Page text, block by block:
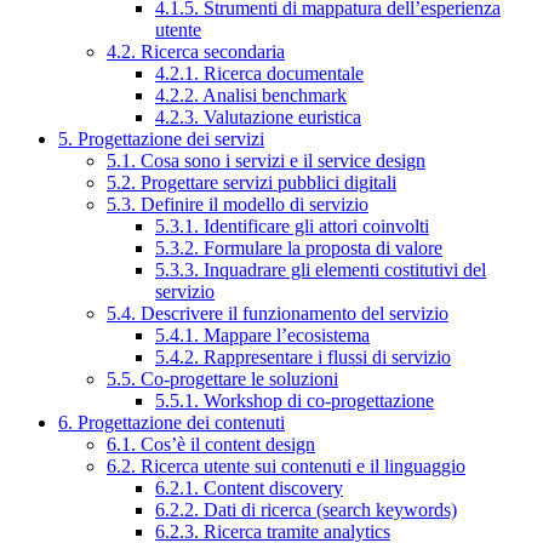
4.1.5. Strumenti di mappatura dell’esperienza
utente
4.2. Ricerca secondaria
4.2.1. Ricerca documentale
4.2.2. Analisi benchmark
4.2.3. Valutazione euristica
5. Progettazione dei servizi
5.1. Cosa sono i servizi e il service design
5.2. Progettare servizi pubblici digitali
5.3. Definire il modello di servizio
5.3.1. Identificare gli attori coinvolti
5.3.2. Formulare la proposta di valore
5.3.3. Inquadrare gli elementi costitutivi del
servizio
5.4. Descrivere il funzionamento del servizio
5.4.1. Mappare l’ecosistema
5.4.2. Rappresentare i flussi di servizio
5.5. Co-progettare le soluzioni
5.5.1. Workshop di co-progettazione
6. Progettazione dei contenuti
6.1. Cos’è il content design
6.2. Ricerca utente sui contenuti e il linguaggio
6.2.1. Content discovery
6.2.2. Dati di ricerca (search keywords)
6.2.3. Ricerca tramite analytics